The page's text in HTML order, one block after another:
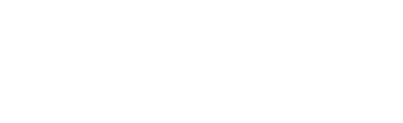
ce nk ha m rt